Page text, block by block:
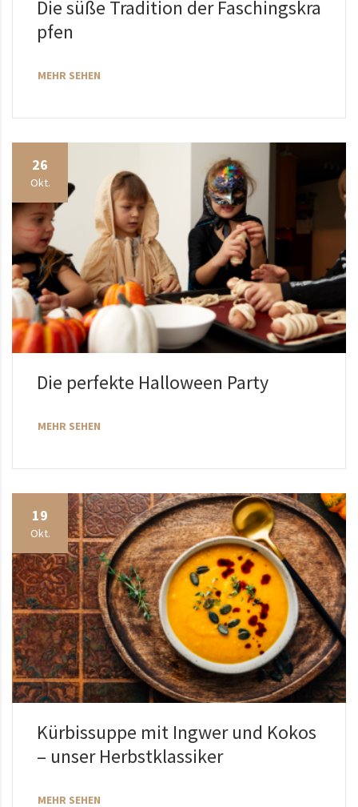
Die süße Tradition der Faschingskra
pfen
MEHR SEHEN
26
Okt.
Die perfekte Halloween Party
MEHR SEHEN
19
Okt.
Kürbissuppe mit Ingwer und Kokos
– unser Herbstklassiker
MEHR SEHEN